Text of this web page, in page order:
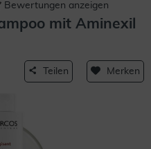
Bewertungen anzeigen
mit Aminexil
Teilen Merken